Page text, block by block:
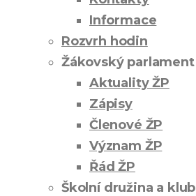
Informace
Rozvrh hodin
Žákovský parlament
Aktuality ŽP
Zápisy
Členové ŽP
Význam ŽP
Řád ŽP
Školní družina a klub